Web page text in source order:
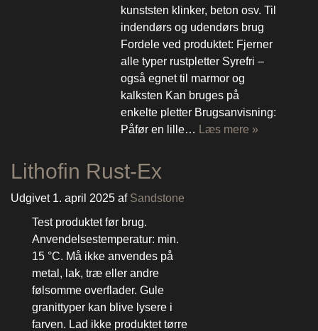
kunststen klinker, beton osv. Til
indendørs og udendørs brug
Fordele ved produktet: Fjerner
alle typer rustpletter Syrefri –
også egnet til marmor og
kalksten Kan bruges på
enkelte pletter Brugsanvisning:
Påfør en lille… Læs mere »
Lithofin Rust-Ex
Udgivet 1. april 2025 af Sandstone
Test produktet før brug.
Anvendelsestemperatur: min.
15 °C. Må ikke anvendes på
metal, lak, træ eller andre
følsomme overflader. Gule
granittyper kan blive lysere i
farven. Lad ikke produktet tørre